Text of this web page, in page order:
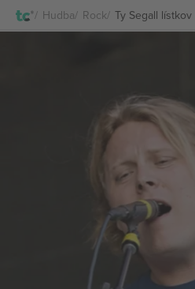
Hudba Rock Ty Segall lístkov